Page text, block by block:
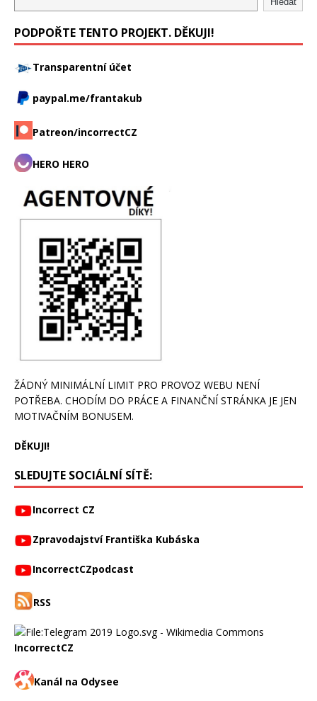
PODPOŘTE TENTO PROJEKT. DĚKUJI!
Transparentní účet
paypal.me/frantakub
Patreon/incorrectCZ
HERO HERO
ŽÁDNÝ MINIMÁLNÍ LIMIT PRO PROVOZ WEBU NENÍ
POTŘEBA. CHODÍM DO PRÁCE A FINANČNÍ STRÁNKA JE JEN
MOTIVAČNÍM BONUSEM.
DĚKUJI!
SLEDUJTE SOCIÁLNÍ SÍTĚ:
Incorrect CZ
Zpravodajství Františka Kubáska
IncorrectCZpodcast
RSS
IncorrectCZ
Kanál na Odysee